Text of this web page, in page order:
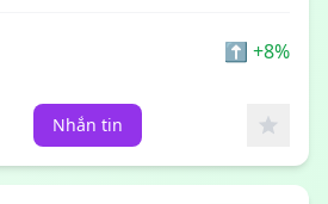
⬆ +8%
Nhắn tin